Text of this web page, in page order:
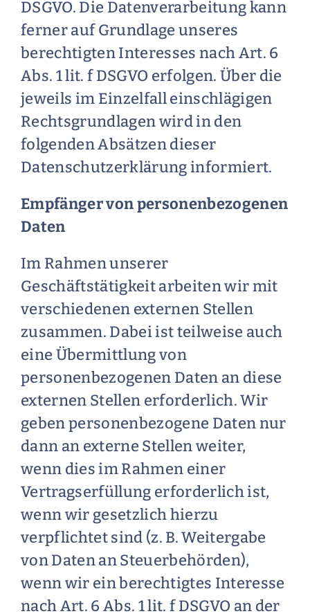
DSGVO. Die Datenverarbeitung kann
ferner auf Grundlage unseres
berechtigten Interesses nach Art. 6
Abs. 1 lit. f DSGVO erfolgen. Über die
jeweils im Einzelfall einschlägigen
Rechtsgrundlagen wird in den
folgenden Absätzen dieser
Datenschutzerklärung informiert.
Empfänger von personenbezogenen
Daten
Im Rahmen unserer
Geschäftstätigkeit arbeiten wir mit
verschiedenen externen Stellen
zusammen. Dabei ist teilweise auch
eine Übermittlung von
personenbezogenen Daten an diese
externen Stellen erforderlich. Wir
geben personenbezogene Daten nur
dann an externe Stellen weiter,
wenn dies im Rahmen einer
Vertragserfüllung erforderlich ist,
wenn wir gesetzlich hierzu
verpflichtet sind (z. B. Weitergabe
von Daten an Steuerbehörden),
wenn wir ein berechtigtes Interesse
nach Art. 6 Abs. 1 lit. f DSGVO an der